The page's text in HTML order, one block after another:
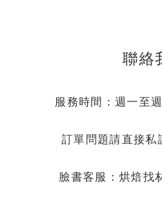
聯絡
服務時間：週一至
訂單問題請直接私
臉書客服： 烘焙找